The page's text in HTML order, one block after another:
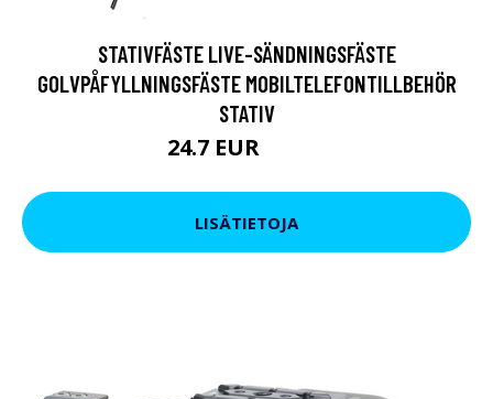
STATIVFÄSTE LIVE-SÄNDNINGSFÄSTE
GOLVPÅFYLLNINGSFÄSTE MOBILTELEFONTILLBEHÖR
STATIV
24.7 EUR
LISÄTIETOJA